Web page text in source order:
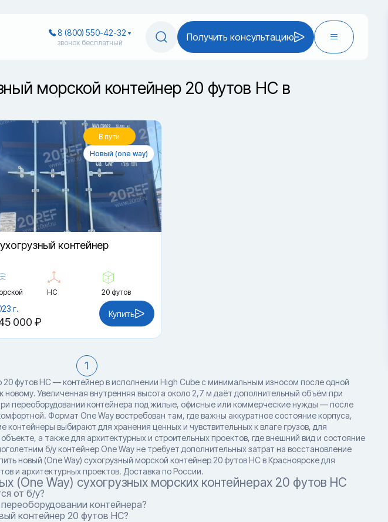
8 (800) 550-42-32
звонок бесплатный Получить консультацию
морской контейнер 20 футов HC в
В пути
Новый (one way)
контейнер
HC 20 футов
г.
000 ₽
Купить
1
20 футов HC — контейнер в исполнении High Cube с минимальным износом после одной
новому. Увеличенная внутренняя высота около 2,7 м даёт дополнительный объём при
переоборудовании контейнера под жилые, офисные или коммерческие нужды — после
Формат One Way востребован там, где важны аккуратное состояние корпуса,
выбирают для хранения ценных и чувствительных к влаге грузов, для
а также для архитектурных и строительных проектов, где внешний вид и состояние
б/у контейнер One Way не требует дополнительных затрат на восстановление
новый (One Way) сухогрузный морской контейнер 20 футов HC в Красноярске для
и архитектурных проектов. Доставка по России.
(One Way) сухогрузных морских контейнерах 20 футов HC
от б/у?
контейнера?
контейнер 20 футов HC?